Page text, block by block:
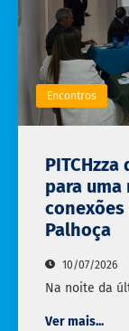
Encontros
para
conexões
Palhoça
10/07/2026
Na noite da
Ver mais...